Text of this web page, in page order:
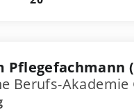
Pflegefachmann
Berufs-Akademie